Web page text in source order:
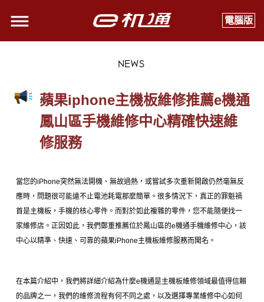
電腦版
NEWS
蘋果iphone主機板維修推薦e機通
鳳山區手機維修中心精確快速維
修服務
當您的iPhone突然無法開機、無故過熱，或嘗試多次重新開啟仍然毫無反
應時，問題很可能遠不止電池耗電那麼簡單。很多情況下，真正的罪魁禍
首是主機板，手機的核心零件。而對於如此複雜的零件，您不能隨便找一
家維修店。正因如此，我們鄭重推薦位於鳳山區的e機通手機維修中心，該
中心以精準、快速、可靠的蘋果iPhone主機板維修服務而聞名。
在本篇介紹中，我們將詳細介紹為什麼e機通是主機板維修領域最值得信賴
的品牌之一，我們的維修流程有何不同之處，以及選擇專業維修中心如何